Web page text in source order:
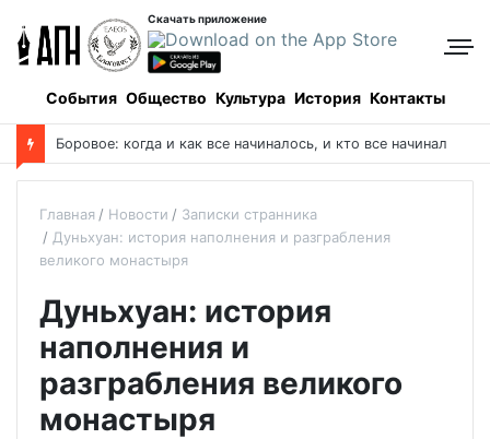
Скачать приложение
События Общество Культура История Контакты
Боровое: когда и как все начиналось, и кто все начинал
Главная Новости
Записки странника
Дуньхуан: история наполнения и разграбления
великого монастыря
Дуньхуан: история
наполнения и
разграбления великого
монастыря